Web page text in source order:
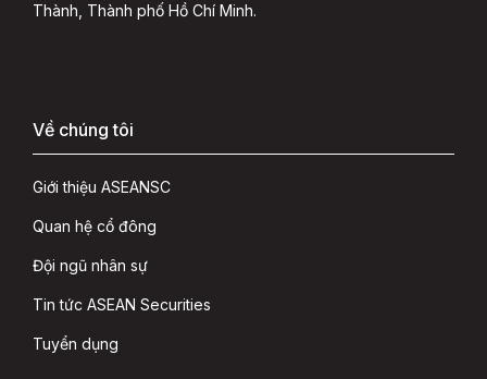
Thành, Thành phố Hồ Chí Minh.
Về chúng tôi
Giới thiệu ASEANSC
Quan hệ cổ đông
Đội ngũ nhân sự
Tin tức ASEAN Securities
Tuyển dụng